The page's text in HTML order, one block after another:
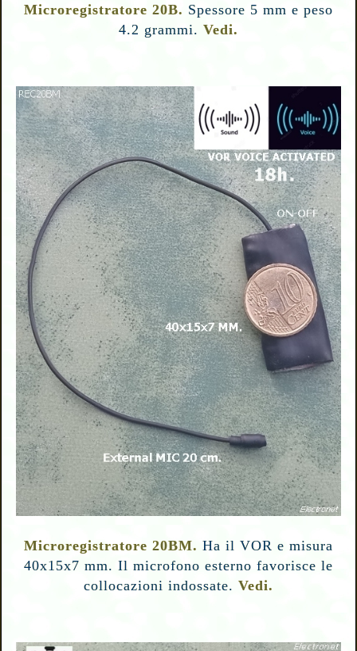
Microregistratore 20B. Spessore 5 mm e peso
4.2 grammi. Vedi.
Microregistratore 20BM. Ha il VOR e misura
40x15x7 mm. Il microfono esterno favorisce le
collocazioni indossate. Vedi.